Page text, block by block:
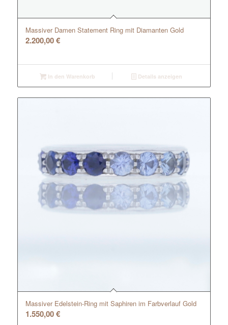
Massiver Damen Statement Ring mit Diamanten Gold
2.200,00€
In den Warenkorb Details anzeigen
Massiver Edelstein-Ring mit Saphiren im Farbverlauf Gold
1.550,00€